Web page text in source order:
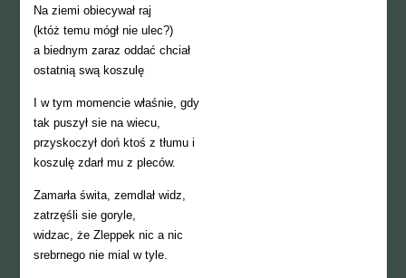
Na ziemi obiecywał raj
(któż temu mógł nie ulec?)
a biednym zaraz oddać chciał
ostatnią swą koszulę
I w tym momencie właśnie, gdy
tak puszył sie na wiecu,
przyskoczył doń ktoś z tłumu i
koszulę zdarł mu z pleców.
Zamarła świta, zemdlał widz,
zatrzęśli sie goryle,
widzac, że Zleppek nic a nic
srebrnego nie mial w tyle.